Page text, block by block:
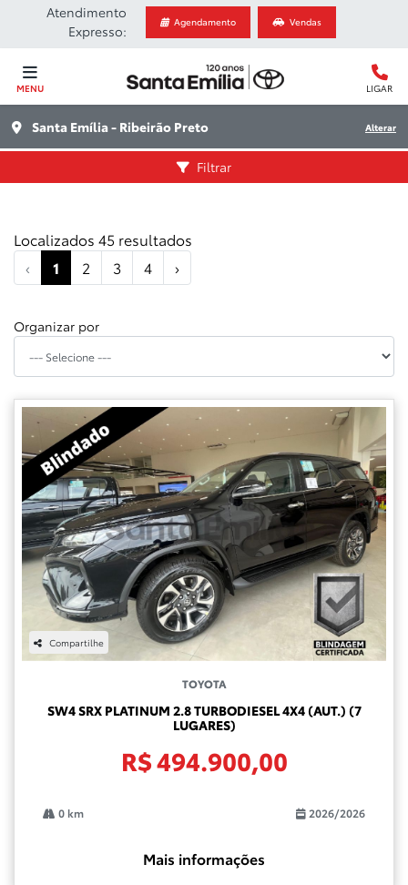
Atendimento
Expresso:
Agendamento Vendas
MENU LIGAR
Santa Emília - Ribeirão Preto Alterar
Localizados 45 resultados
‹
1 2 3 4 ›
Filtrar
Organizar por
Compartilhe
TOYOTA
SW4 SRX PLATINUM 2.8 TURBODIESEL 4X4 (AUT.) (7
LUGARES)
R$ 494.900,00
0 km 2026/2026
Mais informações